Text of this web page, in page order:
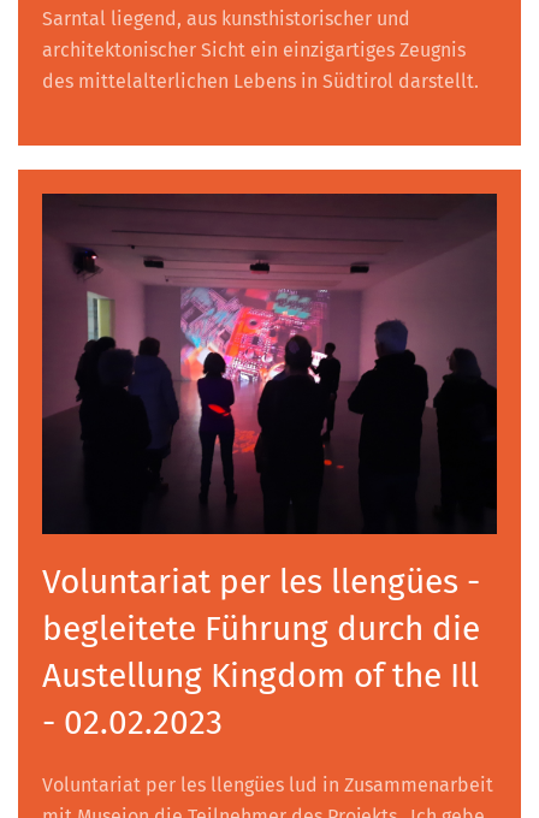
Sarntal liegend, aus kunsthistorischer und
architektonischer Sicht ein einzigartiges Zeugnis
des mittelalterlichen Lebens in Südtirol darstellt.
Voluntariat per les llengües -
begleitete Führung durch die
Austellung Kingdom of the Ill
- 02.02.2023
Voluntariat per les llengües lud in Zusammenarbeit